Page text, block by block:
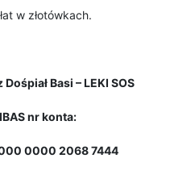
w złotówkach.
Basi – LEKI SOS
nr konta:
0000 2068 7444